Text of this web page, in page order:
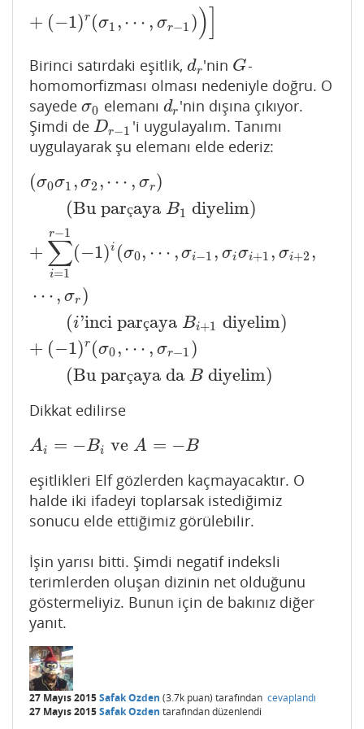
+ (−1)r (σ1 ,⋯ , σr−1 ))
Birinci satırdaki eşitlik, dr
dr'nin G
G -
homomorfizması olması nedeniyle doğru. O
sayede σ0
σ0 elemanı dr
dr'nin dışına çıkıyor.
Şimdi de Dr−1
Dr−1 'i uygulayalım. Tanımı
uygulayarak şu elemanı elde ederiz:
(σ0σ1 , σ2 ,⋯ , σr )
(Bu parçaya B1 diyelim)
+ ∑
i=1
r−1
(−1)i (σ0, ⋯ , σi−1 , σiσi+1 , σi+2 ,
⋯, σr )
(i'inci parçaya Bi+1 diyelim)
+ (−1)r (σ0,⋯ , σr−1 )
(Bu parçaya da Bdiyelim)
(σ0σ1, σ2,⋯ ,σr ) (Bu parçaya
Dikkat edilirse
Ai = −Bi veA = −B
A i=−Bi ve A= −B
eşitlikleri Elf gözlerden kaçmayacaktır. O
halde iki ifadeyi toplarsak istediğimiz
sonucu elde ettiğimiz görülebilir.
İşin yarısı bitti. Şimdi negatif indeksli
terimlerden oluşan dizinin net olduğunu
göstermeliyiz. Bunun için de bakınız diğer
yanıt.
27 Mayıs 2015Safak Ozden (3.7k puan) tarafından cevaplandı
27 Mayıs 2015Safak Ozden tarafındandüzenlendi